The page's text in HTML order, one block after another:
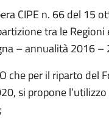
CIPE n. 66 del 15
tra le
– annualità 2016
che per il riparto
si propone